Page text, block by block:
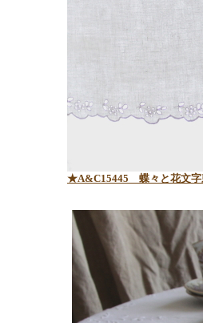
★A&C15445 蝶々と花文字